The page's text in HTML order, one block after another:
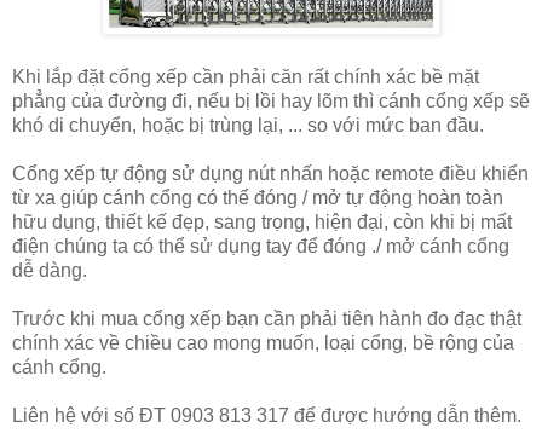
Khi lắp đặt cổng xếp cần phải căn rất chính xác bề mặt
phẳng của đường đi, nếu bị lồi hay lõm thì cánh cổng xếp sẽ
khó di chuyển, hoặc bị trùng lại, ... so với mức ban đầu.
Cổng xếp tự động sử dụng nút nhấn hoặc remote điều khiển
từ xa giúp cánh cổng có thể đóng / mở tự động hoàn toàn
hữu dụng, thiết kế đẹp, sang trọng, hiện đại, còn khi bị mất
điện chúng ta có thể sử dụng tay để đóng ./ mở cánh cổng
dễ dàng.
Trước khi mua cổng xếp bạn cần phải tiên hành đo đạc thật
chính xác về chiều cao mong muốn, loại cổng, bề rộng của
cánh cổng.
Liên hệ với số ĐT 0903 813 317 để được hướng dẫn thêm.